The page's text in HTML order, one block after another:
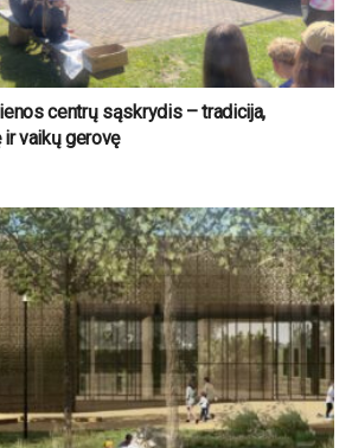
centrų sąskrydis – tradicija,
vaikų gerovę